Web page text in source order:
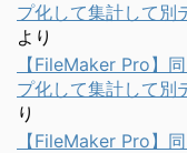
プ化して集計して別
より
【FileMaker Pro】
プ化して集計して別
り
【FileMaker Pro】